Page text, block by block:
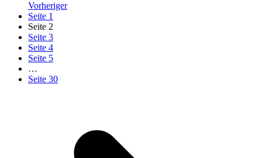
Vorheriger
Seite 1
Seite 2
Seite 3
Seite 4
Seite 5
…
Seite 30